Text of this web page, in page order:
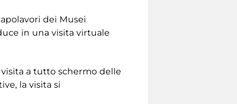
dei Musei
in una visita virtuale
a tutto schermo delle
la visita si